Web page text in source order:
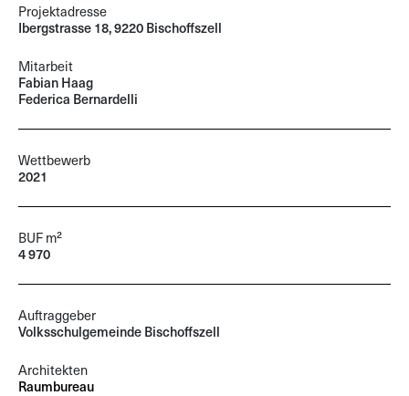
Projektadresse
Ibergstrasse 18, 9220 Bischoffszell
Mitarbeit
Fabian Haag
Federica Bernardelli
Wettbewerb
2021
BUF m²
4 970
Auftraggeber
Volksschulgemeinde Bischoffszell
Architekten
Raumbureau